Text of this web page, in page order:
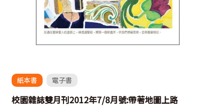
紙本書 電子書
校園雜誌雙月刊2012年7/8月號:帶著地圖上路